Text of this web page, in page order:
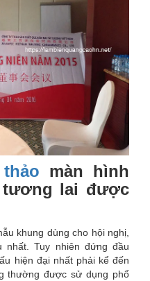
màn hình
lai được
khung dùng cho hội nghị,
nhất. Tuy nhiên đứng đầu
hiện đại nhất phải kể đến
thường được sử dụng phổ